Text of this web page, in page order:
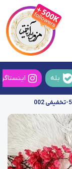
بله